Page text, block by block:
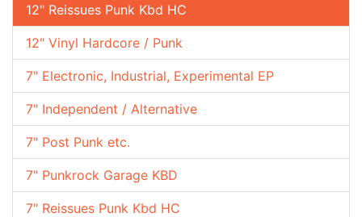
12" Reissues Punk Kbd HC
12" Vinyl Hardcore / Punk
7" Electronic, Industrial, Experimental EP
7" Independent / Alternative
7" Post Punk etc.
7" Punkrock Garage KBD
7" Reissues Punk Kbd HC